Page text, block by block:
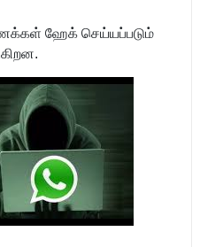
ஹேக் செய்யப்படும்